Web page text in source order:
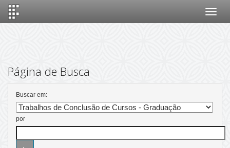
Página de Busca
Buscar em:
por